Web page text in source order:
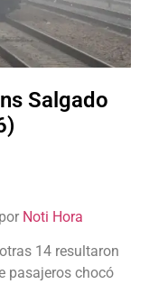
Salgado
Noti Hora
14 resultaron
pasajeros chocó